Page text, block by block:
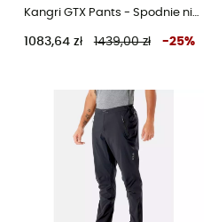
Kangri GTX Pants - Spodnie nieprzemakalne męskie
1083,64 zł 1439,00 zł -25%